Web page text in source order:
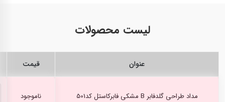
لیست محصولات
عنوان قیمت
مداد طراحی گلدفابر B مشکی فابرکاستل کد501 ناموجود